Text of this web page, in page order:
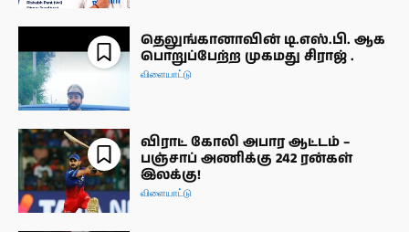
தெலுங்கானாவின் டி.எஸ்.பி. ஆக
பொறுப்பேற்ற முகமது சிராஜ் .
விளையாட்டு
விராட் கோலி அபார ஆட்டம் –
பஞ்சாப் அணிக்கு 242 ரன்கள்
இலக்கு!
விளையாட்டு